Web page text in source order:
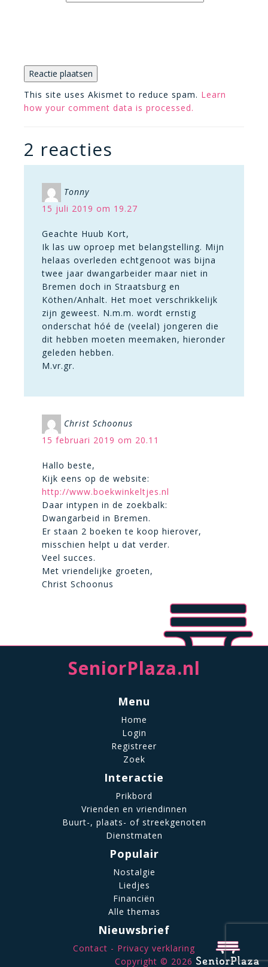
This site uses Akismet to reduce spam. Learn
how your comment data is processed.
2 reacties
Tonny
15 juli 2019 om 19.27
Geachte Huub Kort,
Ik las uw oproep met belangstelling. Mijn
helaas overleden echtgenoot was bijna
twee jaar dwangarbeider maar niet in
Bremen doch in Straatsburg en
Köthen/Anhalt. Het moet verschrikkelijk
zijn geweest. N.m.m. wordt ernstig
onderschat hóé de (veelal) jongeren die
dit hebben moeten meemaken, hieronder
geleden hebben.
M.vr.gr.
Christ Schoonus
15 februari 2019 om 20.11
Hallo beste,
Kijk eens op de website:
http://www.boekwinkeltjes.nl
Daar intypen in de zoekbalk:
Dwangarbeid in Bremen.
Er staan 2 boeken te koop hierover,
misschien helpt u dat verder.
Veel succes.
Met vriendelijke groeten,
Christ Schoonus
SeniorPlaza.nl
Menu
Home
Login
Registreer
Zoek
Interactie
Prikbord
Vrienden en vriendinnen
Buurt-, plaats- of streekgenoten
Dienstmaten
Populair
Nostalgie
Liedjes
Financiën
Alle themas
Nieuwsbrief
Contact
Privacy verklaring
Copyright © 2026